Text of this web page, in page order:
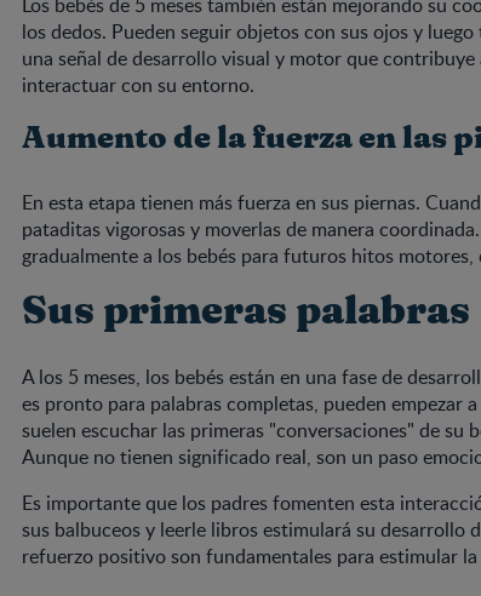
los dedos. Pueden seguir objetos con sus ojos y
una señal de desarrollo visual y motor que
interactuar con su entorno.
Aumento de la fuerza en las
En esta etapa tienen más fuerza en sus piernas.
pataditas vigorosas y moverlas de manera
gradualmente a los bebés para futuros hitos motores,
Sus primeras palabras
A los 5 meses, los bebés están en una fase de
es pronto para palabras completas, pueden empezar
suelen escuchar las primeras "conversaciones" de su
Aunque no tienen significado real, son un paso
Es importante que los padres fomenten esta
sus balbuceos y leerle libros estimulará su desarrollo
refuerzo positivo son fundamentales para estimular